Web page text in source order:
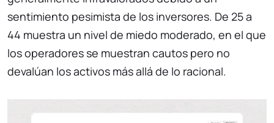
sentimiento pesimista de los inversores. De 25 a
44 muestra un nivel de miedo moderado, en el que
los operadores se muestran cautos pero no
devalúan los activos más allá de lo racional.